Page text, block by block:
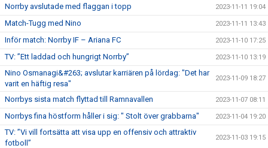
Norrby avslutade med flaggan i topp 2023-11-11 19:04
Match-Tugg med Nino 2023-11-11 13:43
Inför match: Norrby IF – Ariana FC 2023-11-10 17:25
TV: ”Ett laddad och hungrigt Norrby” 2023-11-10 13:19
Nino Osmanagi&#263; avslutar karriären på lördag: "Det har
varit en häftig resa"
2023-11-09 18:27
Norrbys sista match flyttad till Ramnavallen 2023-11-07 08:11
Norrbys fina höstform håller i sig: " Stolt över grabbarna" 2023-11-04 19:20
TV: ”Vi vill fortsätta att visa upp en offensiv och attraktiv
fotboll”
2023-11-03 19:15